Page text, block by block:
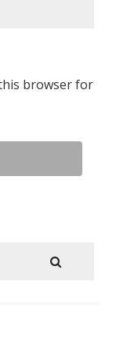
browser for